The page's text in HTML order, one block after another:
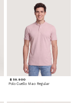
$ 59.900
Polo Cuello Mao Regular